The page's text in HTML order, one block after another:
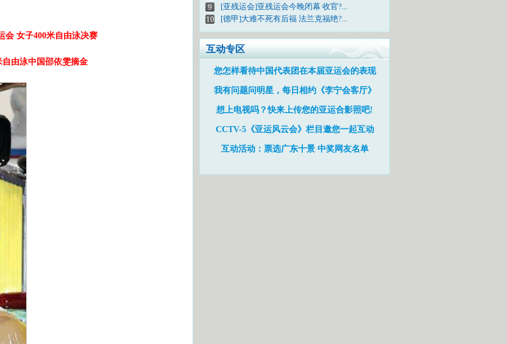
会 女子400米自由泳决赛
由泳中国邵依雯摘金
9
[亚残运会]亚残运会今晚闭幕 收官?...
10
[德甲]大难不死有后福 法兰克福绝?...
互动专区
您怎样看待中国代表团在本届亚运会的表现
我有问题问明星，每日相约《李宁会客厅》
想上电视吗？快来上传您的亚运合影照吧!
CCTV-5《亚运风云会》栏目邀您一起互动
互动活动：票选广东十景 中奖网友名单